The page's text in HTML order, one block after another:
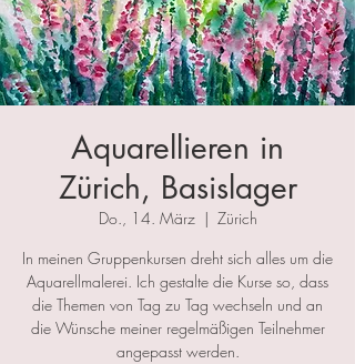
Aquarellieren in
Zürich, Basislager
Do., 14. März
  |
Zürich
In meinen Gruppenkursen dreht sich alles um die
Aquarellmalerei. Ich gestalte die Kurse so, dass
die Themen von Tag zu Tag wechseln und an
die Wünsche meiner regelmäßigen Teilnehmer
angepasst werden.